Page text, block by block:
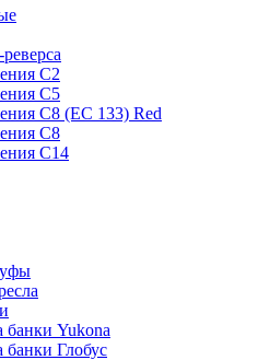
C2
C5
C8 (ЕС 133) Red
C8
C14
банки Yukona
банки Глобус